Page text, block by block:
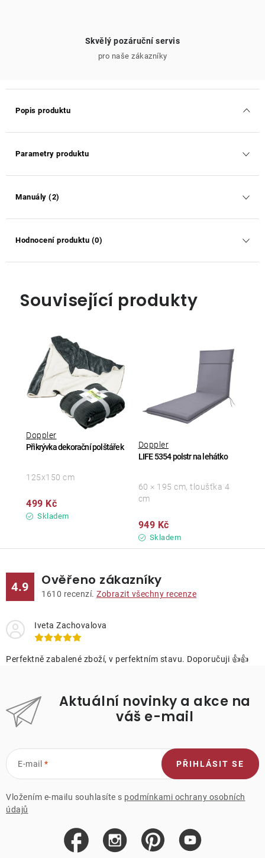
Skvělý pozáruční servis
pro naše zákazníky
Popis produktu
Parametry produktu
Manuály (2)
Hodnocení produktu (0)
Související produkty
Přikrývka dekorační polštářek
Doppler
Skladem
499 Kč
125x150 cm
LIFE 5354 polstr na lehátko
Doppler
Skladem
949 Kč
60 × 195 cm, tloušťka 4
cm
4.9 Ověřeno zákazníky
1610 recenzí. Zobrazit všechny recenze
Iveta Zachovalova
Perfektně zabalené zboží, v perfektním stavu. Doporučuji 👍👍
Aktuální novinky a akce na
váš e-mail
E-mail
Vložením e-mailu souhlasíte s podmínkami ochrany osobních
údajů
PŘIHLÁSIT SE